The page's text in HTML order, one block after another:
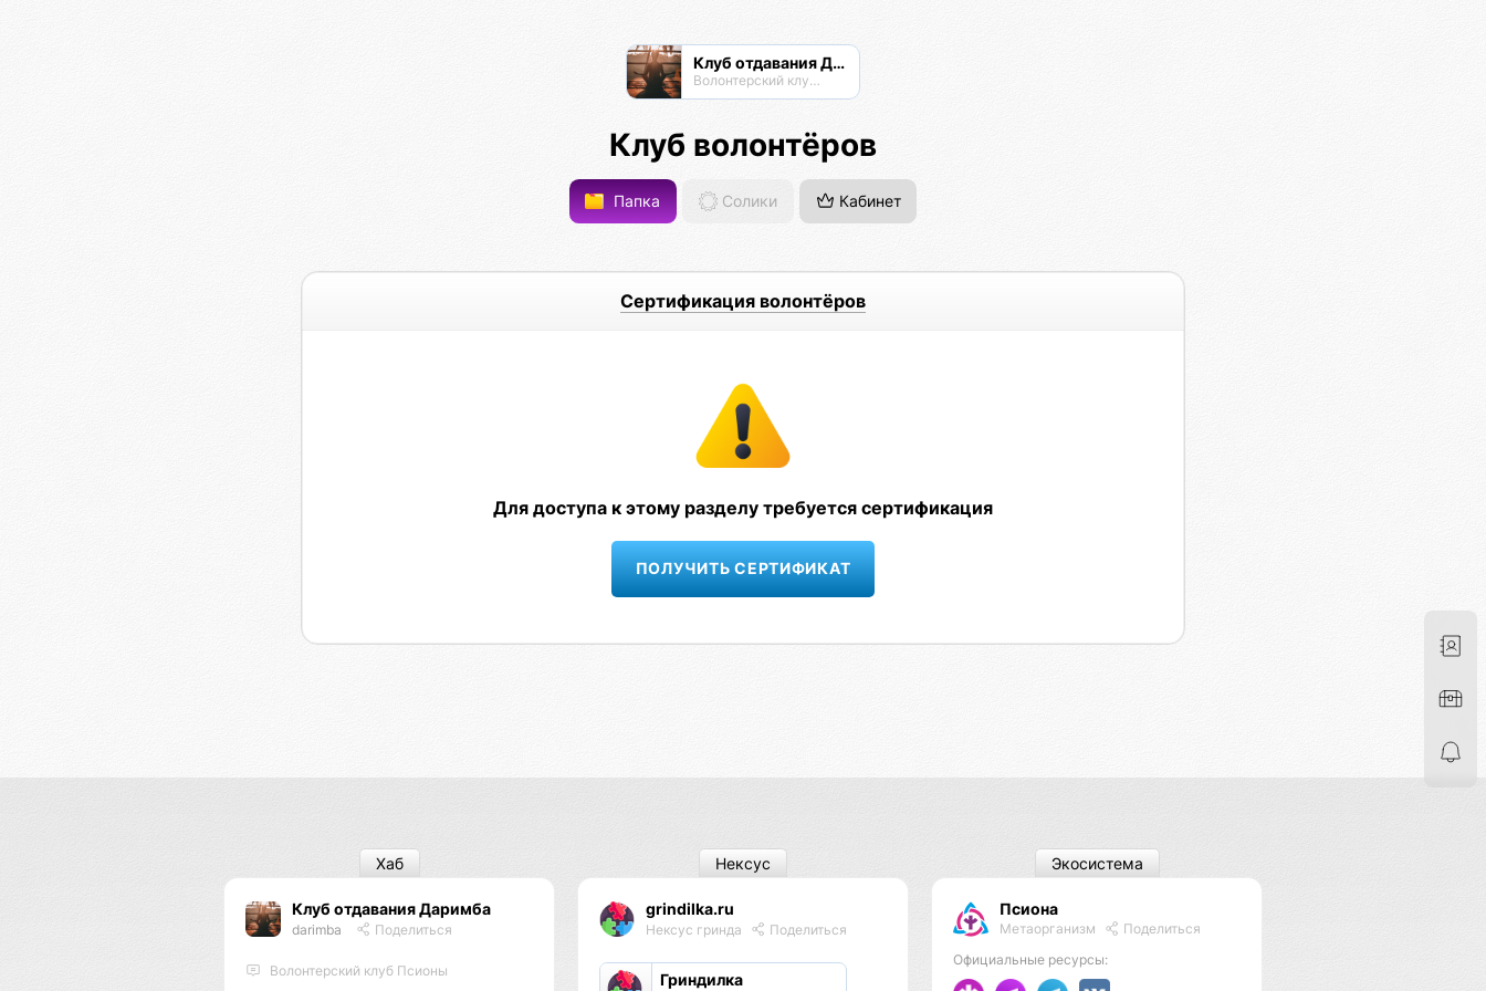
Клуб отдавания Даримба
Волонтерский клуб Псионы
Клуб волонтёров
Папка Солики Кабинет
Сертификация волонтёров
Для доступа к этому разделу требуется сертификация
ПОЛУЧИТЬ СЕРТИФИКАТ
Клуб отдавания Даримба
darimba Поделиться
Волонтерский клуб Псионы
Хаб
grindilka.ru
Нексус гринда Поделиться
Гриндилка
Нексус
Псиона
Метаорганизм
Поделиться
Официальные ресурсы:
Экосистема